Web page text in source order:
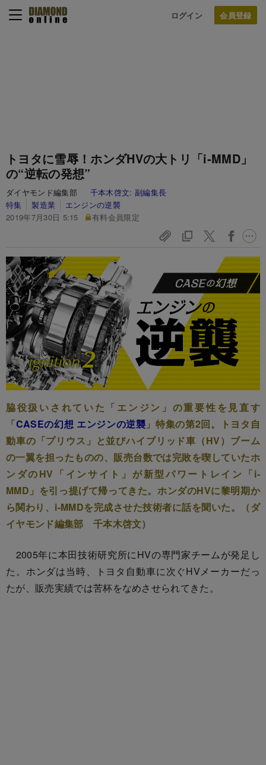
ログイン
トヨタに雪辱！ホンダHVの大トリ「i-MMD」
の“逆転の発想”
ダイヤモンド編集部 千本木啓文:副編集長
特集
製造業
エンジンの逆襲
2019年7月30日 5:15
有料会員限定
脇役扱いされていた「エンジン」の重要性を見直す
「CASEの幻想 エンジンの逆襲 」特集の第2回。トヨタ自
動車の「プリウス」と並びハイブリッド車（HV）ブーム
の一翼を担ったものの、販売台数では完敗を喫していたホ
ンダのHV「インサイト」が新型パワートレイン「i-
MMD」を引っ提げて帰ってきた。ホンダのHVに黎明期か
ら関わり、i-MMDを完成させた技術者に話を聞いた。（ダ
イヤモンド編集部 千本木啓文）
2005年に本田技術研究所にHVの専門家チームが発足し
た。ホンダは当時、トヨタ自動車に次ぐHVメーカーだっ
たが、販売実績では苦杯をなめさせられてきた。